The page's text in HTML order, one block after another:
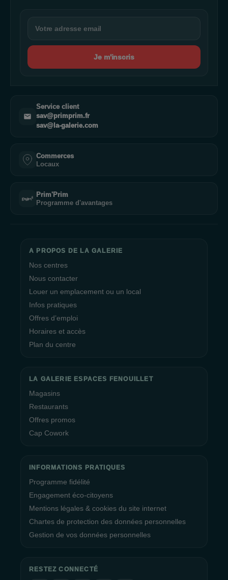
Je m'inscris
Service client
sav@primprim.fr
sav@la-galerie.com
Commerces
Locaux
Prim'Prim
Programme d'avantages
A PROPOS DE LA GALERIE
Nos centres
Nous contacter
Louer un emplacement ou un local
Infos pratiques
Offres d’emploi
Horaires et accès
Plan du centre
LA GALERIE ESPACES FENOUILLET
Magasins
Restaurants
Offres promos
Cap Cowork
INFORMATIONS PRATIQUES
Programme fidélité
Engagement éco-citoyens
Mentions légales & cookies du site internet
Chartes de protection des données personnelles
Gestion de vos données personnelles
RESTEZ CONNECTÉ